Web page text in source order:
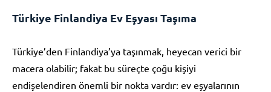
Türkiye Finlandiya Ev Eşyası Taşıma
Türkiye’den Finlandiya’ya taşınmak, heyecan verici bir
macera olabilir; fakat bu süreçte çoğu kişiyi
endişelendiren önemli bir nokta vardır: ev eşyalarının